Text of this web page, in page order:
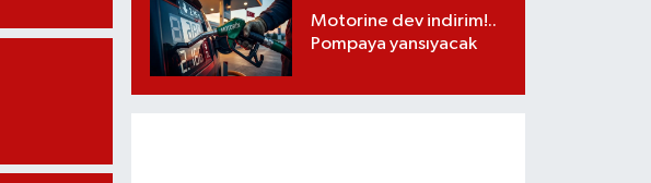
Motorine dev indirim!..
Pompaya yansıyacak